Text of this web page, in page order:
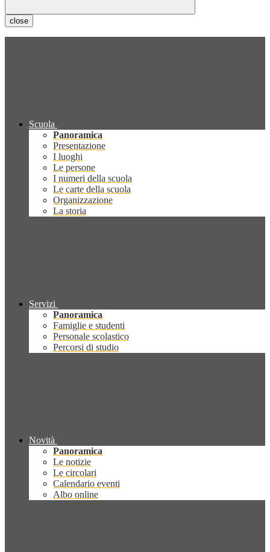
close
Scuola
Panoramica
Presentazione
I luoghi
Le persone
I numeri della scuola
Le carte della scuola
Organizzazione
La storia
Servizi
Panoramica
Famiglie e studenti
Personale scolastico
Percorsi di studio
Novità
Panoramica
Le notizie
Le circolari
Calendario eventi
Albo online